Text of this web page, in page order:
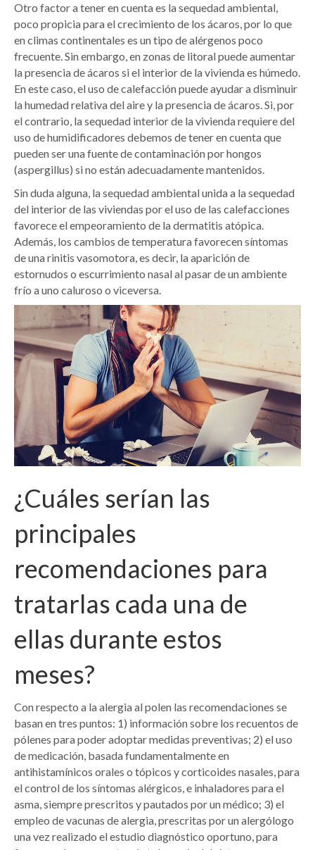
Otro factor a tener en cuenta es la sequedad ambiental,
poco propicia para el crecimiento de los ácaros, por lo que
en climas continentales es un tipo de alérgenos poco
frecuente. Sin embargo, en zonas de litoral puede aumentar
la presencia de ácaros si el interior de la vivienda es húmedo.
En este caso, el uso de calefacción puede ayudar a disminuir
la humedad relativa del aire y la presencia de ácaros. Si, por
el contrario, la sequedad interior de la vivienda requiere del
uso de humidificadores debemos de tener en cuenta que
pueden ser una fuente de contaminación por hongos
(aspergillus) si no están adecuadamente mantenidos.
Sin duda alguna, la sequedad ambiental unida a la sequedad
del interior de las viviendas por el uso de las calefacciones
favorece el empeoramiento de la dermatitis atópica.
Además, los cambios de temperatura favorecen síntomas
de una rinitis vasomotora, es decir, la aparición de
estornudos o escurrimiento nasal al pasar de un ambiente
frío a uno caluroso o viceversa.
¿Cuáles serían las
principales
recomendaciones para
tratarlas cada una de
ellas durante estos
meses?
Con respecto a la alergia al polen las recomendaciones se
basan en tres puntos: 1) información sobre los recuentos de
pólenes para poder adoptar medidas preventivas; 2) el uso
de medicación, basada fundamentalmente en
antihistamínicos orales o tópicos y corticoides nasales, para
el control de los síntomas alérgicos, e inhaladores para el
asma, siempre prescritos y pautados por un médico; 3) el
empleo de vacunas de alergia, prescritas por un alergólogo
una vez realizado el estudio diagnóstico oportuno, para